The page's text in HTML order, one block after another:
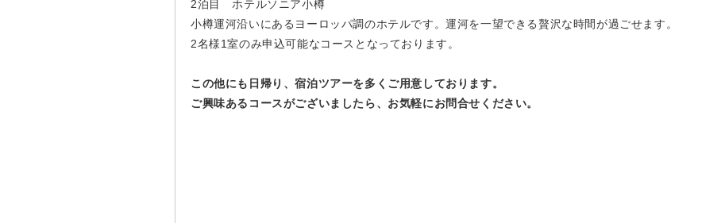
2泊目 ホテルソニア小樽
小樽運河沿いにあるヨーロッパ調のホテルです。運河を一望できる贅沢な時間が過ごせます。
2名様1室のみ申込可能なコースとなっております。
この他にも日帰り、宿泊ツアーを多くご用意しております。
ご興味あるコースがございましたら、お気軽にお問合せください。